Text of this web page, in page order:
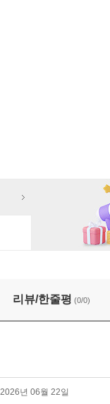
즌2
리뷰/한줄평 (0/0)
2026년 06월 22일